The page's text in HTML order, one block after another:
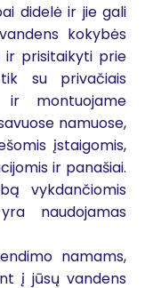
didelė ir jie gali
kokybės
ir prisitaikyti prie
su privačiais
ir montuojame
namuose,
įstaigomis,
ir panašiai.
vykdančiomis
naudojamas
namams,
į jūsų vandens